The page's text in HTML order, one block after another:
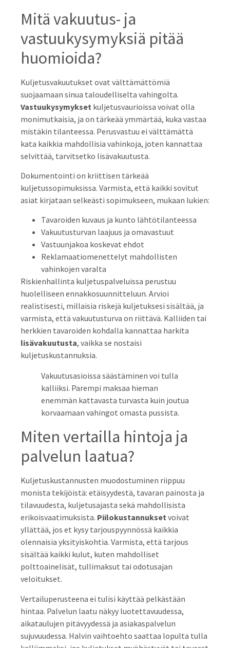
Mitä vakuutus- ja
vastuukysymyksiä pitää
huomioida?
Kuljetusvakuutukset ovat välttämättömiä
suojaamaan sinua taloudelliselta vahingolta.
Vastuukysymykset kuljetusvaurioissa voivat olla
monimutkaisia, ja on tärkeää ymmärtää, kuka vastaa
mistäkin tilanteessa. Perusvastuu ei välttämättä
kata kaikkia mahdollisia vahinkoja, joten kannattaa
selvittää, tarvitsetko lisävakuutusta.
Dokumentointi on kriittisen tärkeää
kuljetussopimuksissa. Varmista, että kaikki sovitut
asiat kirjataan selkeästi sopimukseen, mukaan lukien:
Tavaroiden kuvaus ja kunto lähtötilanteessa
Vakuutusturvan laajuus ja omavastuut
Vastuunjakoa koskevat ehdot
Reklamaatiomenettelyt mahdollisten
vahinkojen varalta
Riskienhallinta kuljetuspalveluissa perustuu
huolelliseen ennakkosuunnitteluun. Arvioi
realistisesti, millaisia riskejä kuljetuksesi sisältää, ja
varmista, että vakuutusturva on riittävä. Kalliiden tai
herkkien tavaroiden kohdalla kannattaa harkita
lisävakuutusta, vaikka se nostaisi
kuljetuskustannuksia.
Vakuutusasioissa säästäminen voi tulla
kalliiksi. Parempi maksaa hieman
enemmän kattavasta turvasta kuin joutua
korvaamaan vahingot omasta pussista.
Miten vertailla hintoja ja
palvelun laatua?
Kuljetuskustannusten muodostuminen riippuu
monista tekijöistä: etäisyydestä, tavaran painosta ja
tilavuudesta, kuljetusajasta sekä mahdollisista
erikoisvaatimuksista. Piilokustannukset voivat
yllättää, jos et kysy tarjouspyynnössä kaikkia
olennaisia yksityiskohtia. Varmista, että tarjous
sisältää kaikki kulut, kuten mahdolliset
polttoainelisät, tullimaksut tai odotusajan
veloitukset.
Vertailuperusteena ei tulisi käyttää pelkästään
hintaa. Palvelun laatu näkyy luotettavuudessa,
aikataulujen pitävyydessä ja asiakaspalvelun
sujuvuudessa. Halvin vaihtoehto saattaa lopulta tulla